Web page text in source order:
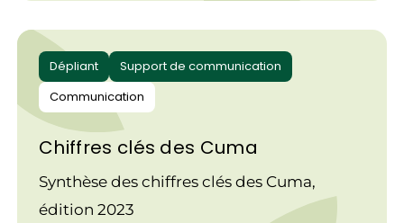
Dépliant
Support de communication
Communication
Chiffres clés des Cuma
Synthèse des chiffres clés des Cuma,
édition 2023